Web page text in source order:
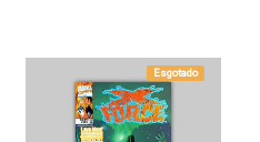
Esgotado